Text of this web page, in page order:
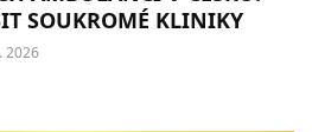
SOUKROMÉ KLINIKY
2026